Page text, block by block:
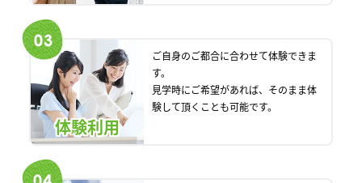
体験利用
ご自身のご都合に合わせて体験できま
す。
見学時にご希望があれば、そのまま体
験して頂くことも可能です。